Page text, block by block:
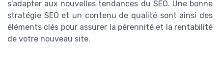
s'adapter aux nouvelles tendances du SEO. Une bonne
stratégie SEO et un contenu de qualité sont ainsi des
éléments clés pour assurer la pérennité et la rentabilité
de votre nouveau site.